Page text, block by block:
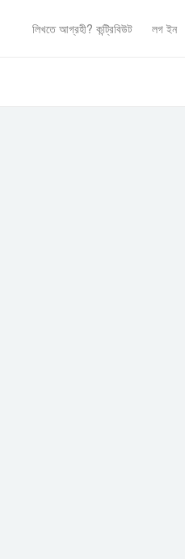
লিখতে আগ্রহী? কন্ট্রিবিউট লগ ইন